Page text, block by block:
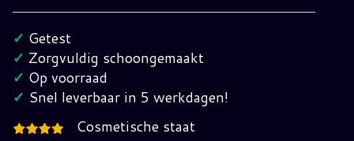
N64
Mario
Party
EUR
Pal
✓ Getest
✓ Zorgvuldig schoongemaakt
✓ Op voorraad
✓ Snel leverbaar in 5 werkdagen!
Cosmetische staat